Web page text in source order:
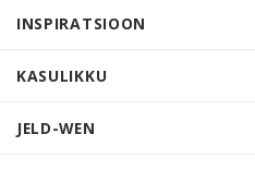
INSPIRATSIOON
KASULIKKU
JELD-WEN